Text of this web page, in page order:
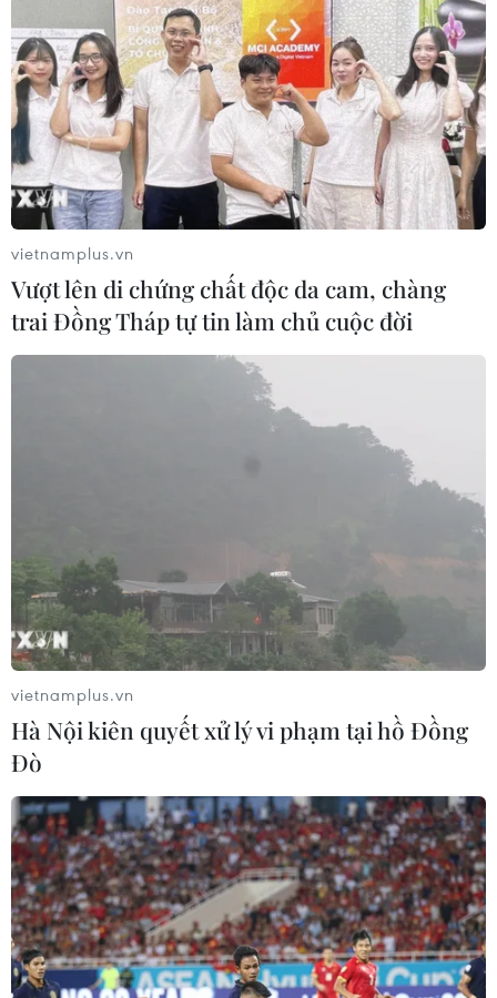
vietnamplus.vn
Vượt lên di chứng chất độc da cam, chàng
trai Đồng Tháp tự tin làm chủ cuộc đời
vietnamplus.vn
Hà Nội kiên quyết xử lý vi phạm tại hồ Đồng
Đò